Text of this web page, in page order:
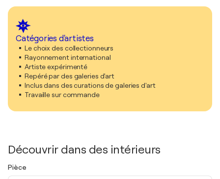
Catégories d'artistes
Le choix des collectionneurs
Rayonnement international
Artiste expérimenté
Repéré par des galeries d'art
Inclus dans des curations de galeries d'art
Travaille sur commande
Découvrir dans des intérieurs
Pièce